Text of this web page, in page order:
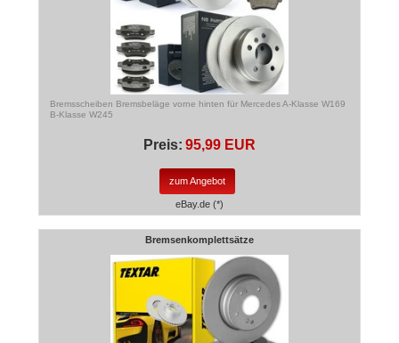
Bremsscheiben Bremsbeläge vorne hinten für Mercedes A-Klasse W169
B-Klasse W245
Preis: 95,99 EUR
zum Angebot
eBay.de (*)
Bremsenkomplettsätze